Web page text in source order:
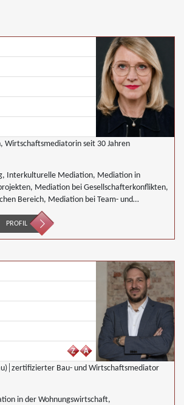
Wirtschaftsmediatorin seit 30 Jahren
Interkulturelle Mediation, Mediation in
Mediation bei Gesellschafterkonflikten,
Bereich, Mediation bei Team- und
von Unternehmensnachfolgen,
PROFIL
Bau- und Wirtschaftsmediator
in der Wohnungswirtschaft,